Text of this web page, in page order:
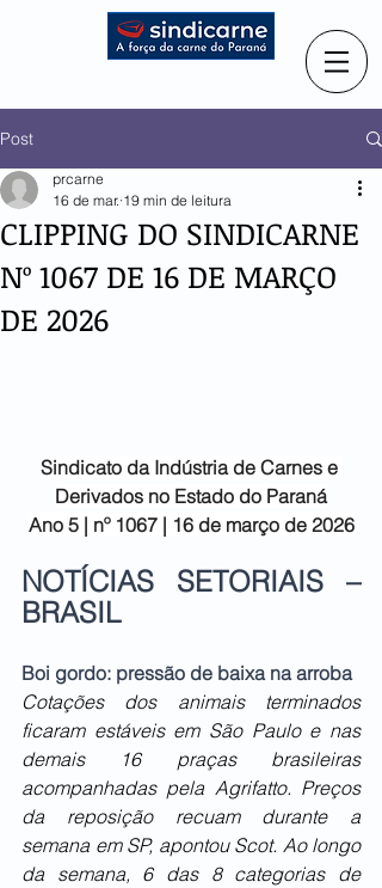
Post
CLIPPING DO SINDICARNE
Nº 1067 DE 16 DE MARÇO
DE 2026
prcarne
16 de mar. 19 min de leitura
Sindicato da Indústria de Carnes e
Derivados no Estado do Paraná
Ano 5 | nº 1067 | 16 de março de 2026
NOTÍCIAS SETORIAIS –
BRASIL
Boi gordo: pressão de baixa na arroba
Cotações dos animais terminados
ficaram estáveis em São Paulo e nas
demais 16 praças brasileiras
acompanhadas pela Agrifatto. Preços
da reposição recuam durante a
semana em SP, apontou Scot. Ao longo
da semana, 6 das 8 categorias de